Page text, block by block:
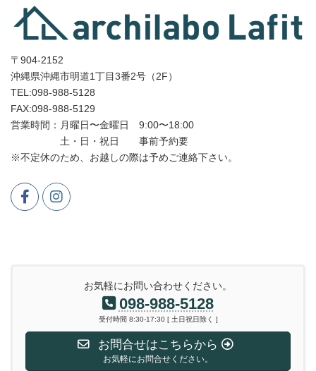
〒904-2152
沖縄県沖縄市明道1丁目3番2号（2F）
TEL:098-988-5128
FAX:098-988-5129
営業時間：月曜日〜金曜日 9:00〜18:00
土・日・祝日 事前予約要
※不定休のため、お越しの際は予めご連絡下さい。
お気軽にお問い合わせください。
098-988-5128
受付時間 8:30-17:30 [ 土日祝日除く ]
お問合せはこちらから
お気軽にお問合せください。